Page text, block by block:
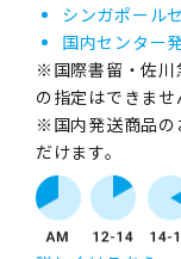
シンガポール
国内センター
※国際書留・佐川
の指定はできませ
※国内発送商品の
だけます。